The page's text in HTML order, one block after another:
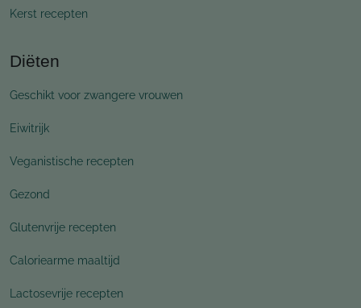
Kerst recepten
Diëten
Geschikt voor zwangere vrouwen
Eiwitrijk
Veganistische recepten
Gezond
Glutenvrije recepten
Caloriearme maaltijd
Lactosevrije recepten